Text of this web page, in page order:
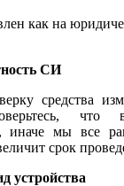
как на
СИ
средства
иначе мы все
срок
устройства